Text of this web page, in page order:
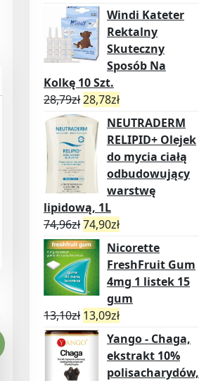
Windi Kateter
Rektalny
Skuteczny
Sposób Na
Kolkę 10 Szt.
28,79zł28,78zł
NEUTRADERM
RELIPID+ Olejek
do mycia ciałą
odbudowujący
warstwę
lipidową, 1L
74,96zł74,90zł
Nicorette
FreshFruit Gum
4mg 1 listek 15
gum
13,10zł 13,09zł
Yango - Chaga,
ekstrakt 10%
polisacharydów,